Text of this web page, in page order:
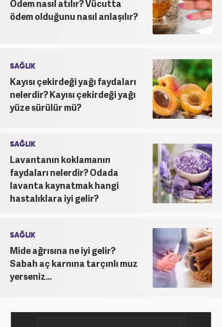
Ödem nasıl atılır? Vücutta
ödem olduğunu nasıl anlaşılır?
SAĞLIK
Kayısı çekirdeği yağı faydaları
nelerdir? Kayısı çekirdeği yağı
yüze sürülür mü?
SAĞLIK
Lavantanın koklamanın
faydaları nelerdir? Odada
lavanta kaynatmak hangi
hastalıklara iyi gelir?
SAĞLIK
Mide ağrısına ne iyi gelir?
Sabah aç karnına tarçınlı muz
yerseniz...